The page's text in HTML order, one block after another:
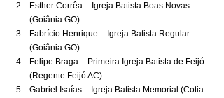
Esther Corrêa – Igreja Batista Boas Novas
(Goiânia GO)
Fabrício Henrique – Igreja Batista Regular
(Goiânia GO)
Felipe Braga – Primeira Igreja Batista de Feijó
(Regente Feijó AC)
Gabriel Isaías – Igreja Batista Memorial (Cotia